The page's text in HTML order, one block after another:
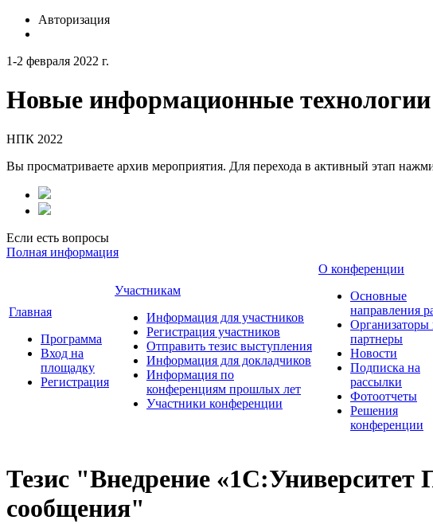
Авторизация
1-2 февраля 2022 г.
Новые информационные технологии
НПК 2022
Вы просматриваете архив мероприятия. Для перехода в активный этап
Если есть вопросы
Полная информация
Главная
Программа
Вход на
площадку
Регистрация
Участникам
Информация для участников
Регистрация участников
Отправить тезис выступления
Информация для докладчиков
Информация по
конференциям прошлых лет
Участники конференции
О конференции
Основные
направления
Организаторы
партнеры
Новости
Подписка на
рассылки
Фотоотчеты
Решения
конференции
Тезис "Внедрение
сообщения"